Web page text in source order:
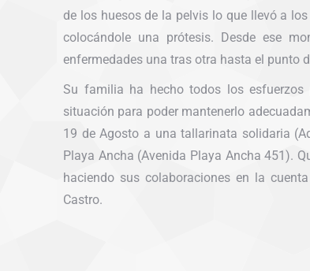
de los huesos de la pelvis lo que llevó a
colocándole una prótesis. Desde ese
enfermedades una tras otra hasta el punto
Su familia ha hecho todos los esfuerzos
situación para poder mantenerlo
19 de Agosto a una tallarinata solidaria
Playa Ancha (Avenida Playa Ancha 451).
haciendo sus colaboraciones en la
Castro.